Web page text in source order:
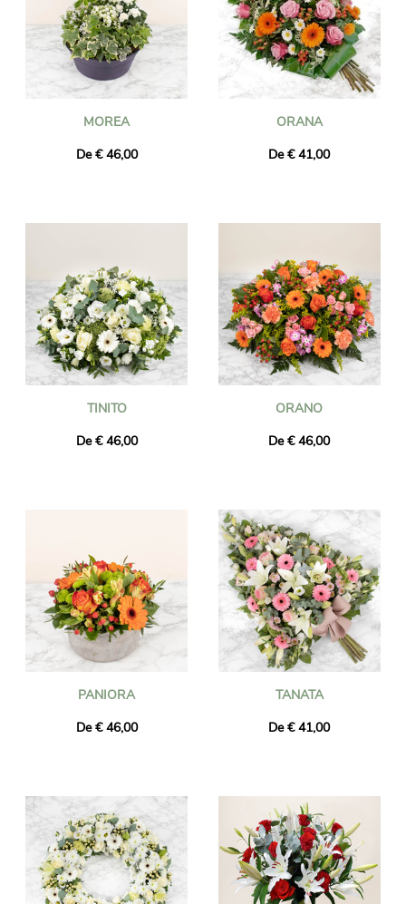
MOREA
De € 46,00
ORANA
De € 41,00
TINITO
De € 46,00
ORANO
De € 46,00
PANIORA
De € 46,00
TANATA
De € 41,00